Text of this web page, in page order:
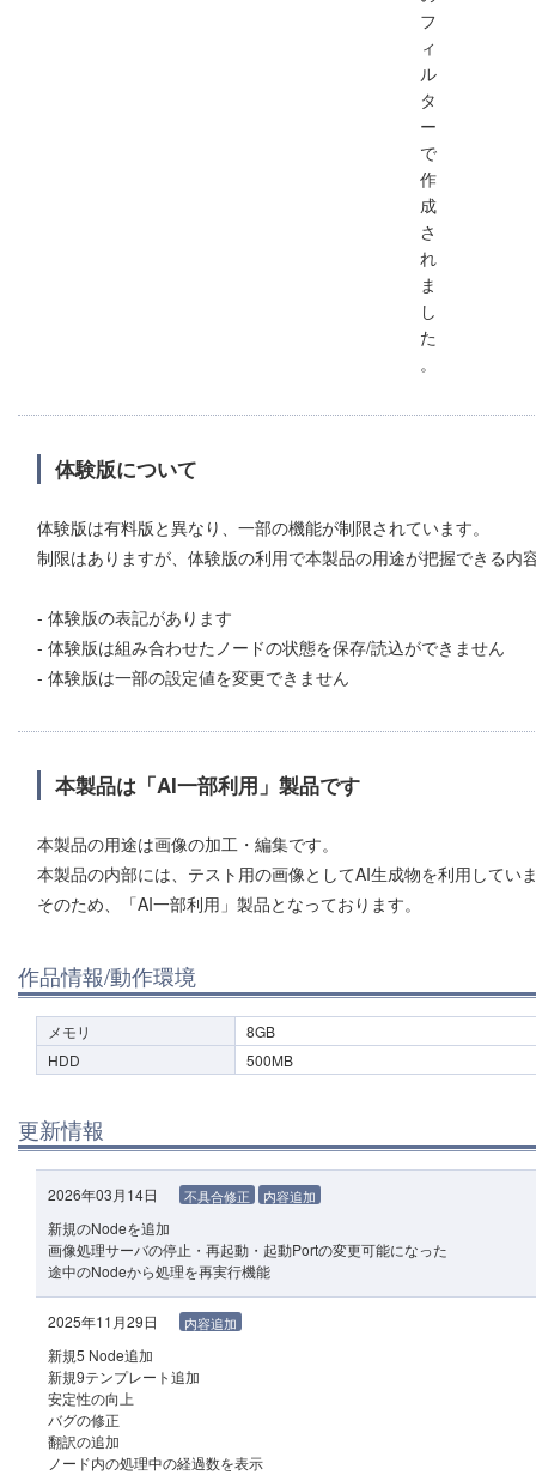
フ
ィ
ル
タ
ー
で
作
成
さ
れ
ま
し
た
。
体験版について
体験版は有料版と異なり、一部の機能が制限されています。
制限はありますが、体験版の利用で本製品の用途が把握できる内
- 体験版の表記があります
- 体験版は組み合わせたノードの状態を保存/読込ができません
- 体験版は一部の設定値を変更できません
本製品は「AI一部利用」製品です
本製品の用途は画像の加工・編集です。
本製品の内部には、テスト用の画像としてAI生成物を利用してい
そのため、「AI一部利用」製品となっております。
作品情報/動作環境
メモリ
8GB
HDD
500MB
更新情報
2026年03月14日 不具合修正 内容追加
新規のNodeを追加
画像処理サーバの停止・再起動・起動Portの変更可能になった
途中のNodeから処理を再実行機能
2025年11月29日 内容追加
新規5 Node追加
新規9テンプレート追加
安定性の向上
バグの修正
翻訳の追加
ノード内の処理中の経過数を表示